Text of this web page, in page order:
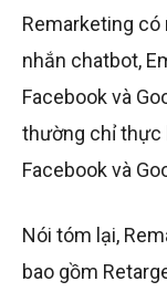
Remarketing
nhắn chatbot,
Facebook và
thường chỉ thực
Facebook và
Nói tóm lại,
bao gồm